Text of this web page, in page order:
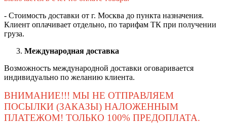
- Стоимость доставки от г. Москва до пункта назначения.
Клиент оплачивает отдельно, по тарифам ТК при получении
груза.
Международная доставка
Возможность международной доставки оговаривается
индивидуально по желанию клиента.
ВНИМАНИЕ!!! МЫ НЕ ОТПРАВЛЯЕМ
ПОСЫЛКИ (ЗАКАЗЫ) НАЛОЖЕННЫМ
ПЛАТЕЖОМ! ТОЛЬКО 100% ПРЕДОПЛАТА.